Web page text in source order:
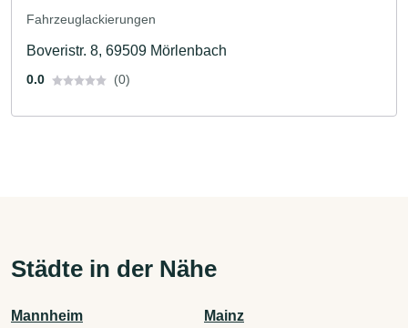
Fahrzeuglackierungen
Boveristr. 8, 69509 Mörlenbach
0.0 (0)
Städte in der Nähe
Mannheim Mainz